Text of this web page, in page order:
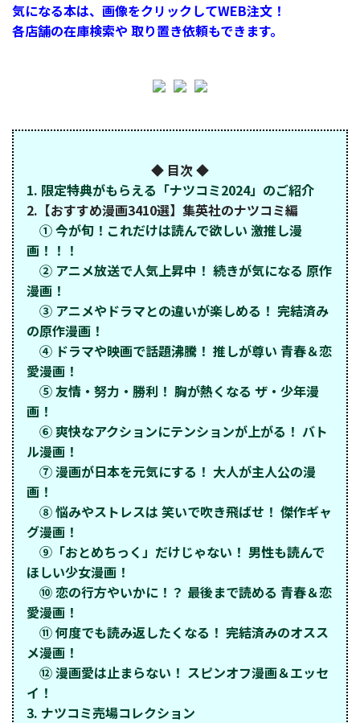
気になる本は、画像をクリックしてWEB注文！
各店舗の在庫検索や 取り置き依頼もできます。
◆ 目次 ◆
1. 限定特典がもらえる「ナツコミ2024」のご紹介
2.【おすすめ漫画3410選】集英社のナツコミ編
① 今が旬！これだけは読んで欲しい 激推し漫
画！！！
② アニメ放送で人気上昇中！ 続きが気になる 原作
漫画！
③ アニメやドラマとの違いが楽しめる！ 完結済み
の原作漫画！
④ ドラマや映画で話題沸騰！ 推しが尊い 青春＆恋
愛漫画！
⑤ 友情・努力・勝利！ 胸が熱くなる ザ・少年漫
画！
⑥ 爽快なアクションにテンションが上がる！ バト
ル漫画！
⑦ 漫画が日本を元気にする！ 大人が主人公の漫
画！
⑧ 悩みやストレスは 笑いで吹き飛ばせ！ 傑作ギャ
グ漫画！
⑨「おとめちっく」だけじゃない！ 男性も読んで
ほしい少女漫画！
⑩ 恋の行方やいかに！？ 最後まで読める 青春＆恋
愛漫画！
⑪ 何度でも読み返したくなる！ 完結済みのオスス
メ漫画！
⑫ 漫画愛は止まらない！ スピンオフ漫画＆エッセ
イ！
3. ナツコミ売場コレクション